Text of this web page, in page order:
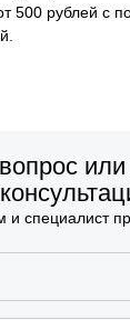
500 рублей с
и специалист